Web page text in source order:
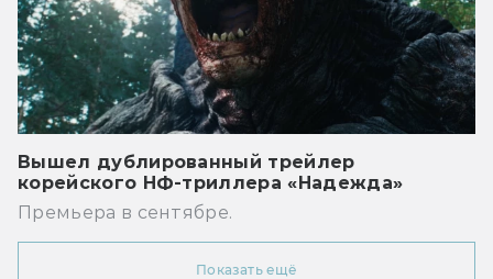
Вышел дублированный трейлер
корейского НФ-триллера «Надежда»
Премьера в сентябре.
Показать ещё